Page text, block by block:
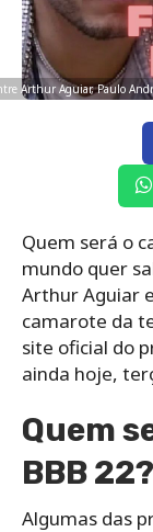
Arthur Aguiar, Paulo
Quem será o
mundo quer
Arthur Aguiar
camarote da
site oficial do
ainda hoje,
Quem
BBB 22?
Algumas das